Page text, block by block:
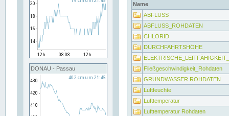
DONAU - Passau
Name
ABFLUSS
ABFLUSS_ROHDATEN
CHLORID
DURCHFAHRTSHÖHE
Fließgeschwindigkeit_Rohdaten
GRUNDWASSER ROHDATEN
Luftfeuchte
Lufttemperatur
Lufttemperatur Rohdaten